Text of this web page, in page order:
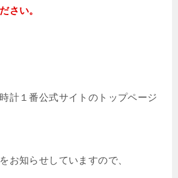
さい。
計１番公式サイトのトップページ
お知らせしていますので、